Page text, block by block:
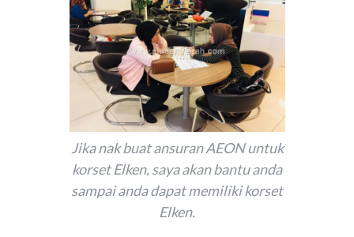
Jika nak buat ansuran AEON untuk
korset Elken, saya akan bantu anda
sampai anda dapat memiliki korset
Elken.